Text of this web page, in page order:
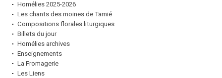
Homélies 2025-2026
Les chants des moines de Tamié
Compositions florales liturgiques
Billets du jour
Homélies archives
Enseignements
La Fromagerie
Les Liens